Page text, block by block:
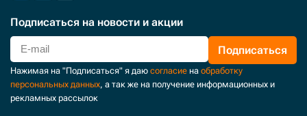
Подписаться на новости и акции
Подписаться
Нажимая на "Подписаться" я даю согласие на обработку
персональных данных, а так же на получение информационных и
рекламных рассылок